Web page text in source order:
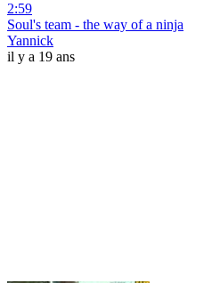
2:59
Soul's team - the way of a ninja
Yannick
il y a 19 ans